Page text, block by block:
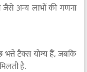
जैसे अन्य लाभों की गणना
टैक्स योग्य हैं, जबकि
है.